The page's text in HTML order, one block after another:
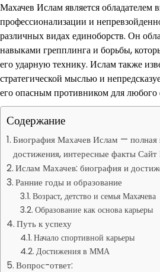
Махачев Ислам является обладателем
профессионализации и
различных видах единоборств. Он
навыками грепплинга и борьбы,
его ударную технику. Ислам также
стратегической мыслью и
его опасным противником для любого
Содержание
Биография Махачев Ислам —
достижения, интересные факты
Ислам Махачев: биография и
Ранние годы и образование
Возраст, детство и семья Махачева
Образование как основа карьеры
Путь к успеху
Начало спортивной карьеры
Достижения в ММА
Вопрос-ответ: